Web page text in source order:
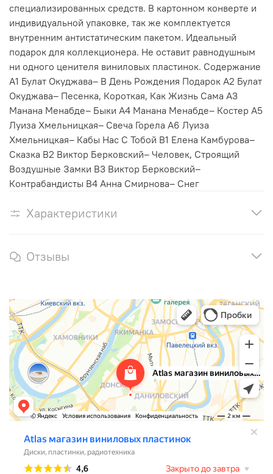
специализированных средств. В картонном конверте и
индивидуальной упаковке, так же комплектуется
внутренним антистатическим пакетом. Идеальный
подарок для коллекционера. Не оставит равнодушным
ни одного ценителя виниловых пластинок. Содержание
A1 Булат Окуджава– В День Рождения Подарок A2 Булат
Окуджава– Песенка, Короткая, Как Жизнь Сама A3
Манана Менабде– Быки A4 Манана Менабде– Костер A5
Луиза Хмельницкая– Свеча Горела A6 Луиза
Хмельницкая– Кабы Нас С Тобой B1 Елена Камбурова–
Сказка B2 Виктор Берковский– Человек, Строящий
Воздушные Замки B3 Виктор Берковский–
Контрабандисты B4 Анна Смирнова– Снег
Характеристики
Отзывы